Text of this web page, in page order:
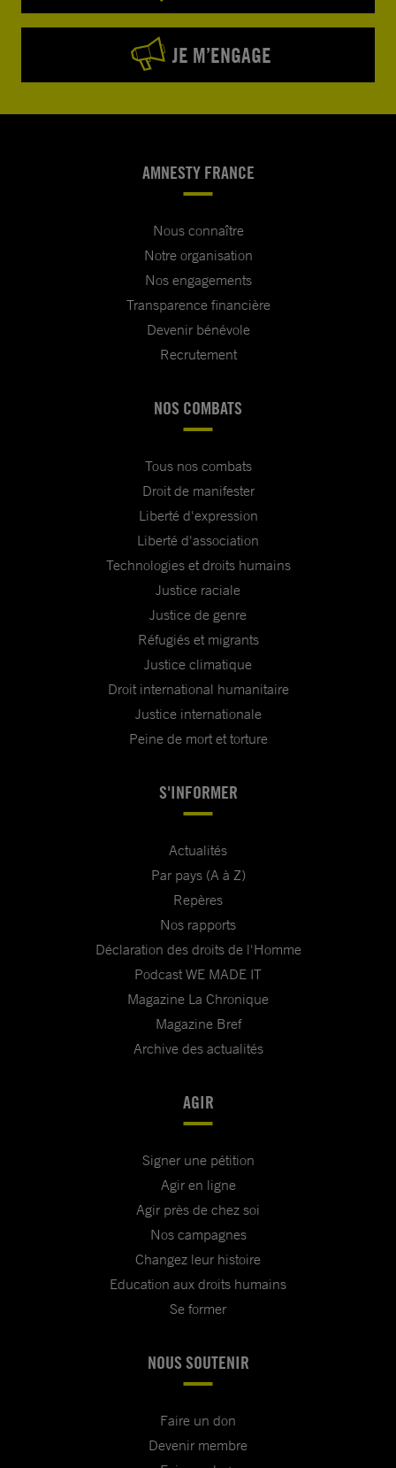
JE M’ENGAGE
AMNESTY FRANCE
Nous connaître
Notre organisation
Nos engagements
Transparence financière
Devenir bénévole
Recrutement
NOS COMBATS
Tous nos combats
Droit de manifester
Liberté d'expression
Liberté d'association
Technologies et droits humains
Justice raciale
Justice de genre
Réfugiés et migrants
Justice climatique
Droit international humanitaire
Justice internationale
Peine de mort et torture
S'INFORMER
Actualités
Par pays (A à Z)
Repères
Nos rapports
Déclaration des droits de l'Homme
Podcast WE MADE IT
Magazine La Chronique
Magazine Bref
Archive des actualités
AGIR
Signer une pétition
Agir en ligne
Agir près de chez soi
Nos campagnes
Changez leur histoire
Education aux droits humains
Se former
NOUS SOUTENIR
Faire un don
Devenir membre